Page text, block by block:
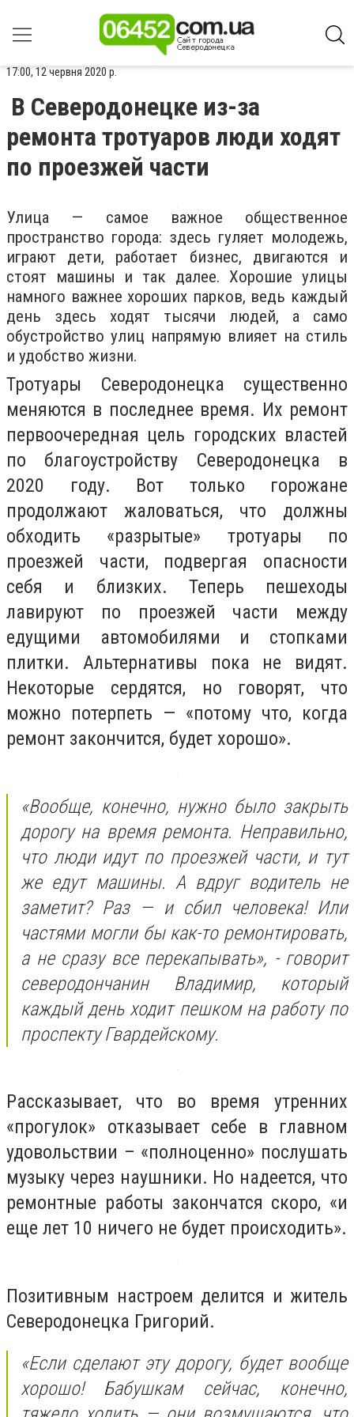
17:00, 12 червня 2020 р.
В Северодонецке из-за
ремонта тротуаров люди ходят
по проезжей части
Улица — самое важное общественное
пространство города: здесь гуляет молодежь,
играют дети, работает бизнес, двигаются и
стоят машины и так далее. Хорошие улицы
намного важнее хороших парков, ведь каждый
день здесь ходят тысячи людей, а само
обустройство улиц напрямую влияет на стиль
и удобство жизни.
Тротуары Северодонецка существенно
меняются в последнее время. Их ремонт
первоочередная цель городских властей
по благоустройству Северодонецка в
2020 году. Вот только горожане
продолжают жаловаться, что должны
обходить «разрытые» тротуары по
проезжей части, подвергая опасности
себя и близких. Теперь пешеходы
лавируют по проезжей части между
едущими автомобилями и стопками
плитки. Альтернативы пока не видят.
Некоторые сердятся, но говорят, что
можно потерпеть — «потому что, когда
ремонт закончится, будет хорошо».
«Вообще, конечно, нужно было закрыть
дорогу на время ремонта. Неправильно,
что люди идут по проезжей части, и тут
же едут машины. А вдруг водитель не
заметит? Раз — и сбил человека! Или
частями могли бы как-то ремонтировать,
а не сразу все перекапывать», - говорит
северодончанин Владимир, который
каждый день ходит пешком на работу по
проспекту Гвардейскому.
Рассказывает, что во время утренних
«прогулок» отказывает себе в главном
удовольствии – «полноценно» послушать
музыку через наушники. Но надеется, что
ремонтные работы закончатся скоро, «и
еще лет 10 ничего не будет происходить».
Позитивным настроем делится и житель
Северодонецка Григорий.
«Если сделают эту дорогу, будет вообще
хорошо! Бабушкам сейчас, конечно,